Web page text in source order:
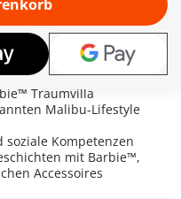
Leine und Schildkappe
um Freundschaft, Freizeit
abnehmbar, sodass
verwandeln lassen
Traumvilla
Malibu-Lifestyle
Kompetenzen
mit Barbie™,
Accessoires